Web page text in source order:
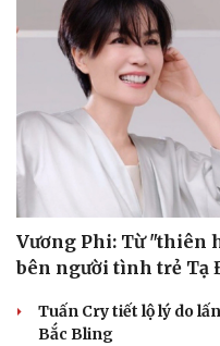
Ăn sạch sống khỏe
Vương Phi: Từ "thiên
bên người tình trẻ Tạ
Tuấn Cry tiết lộ lý do
Bắc Bling